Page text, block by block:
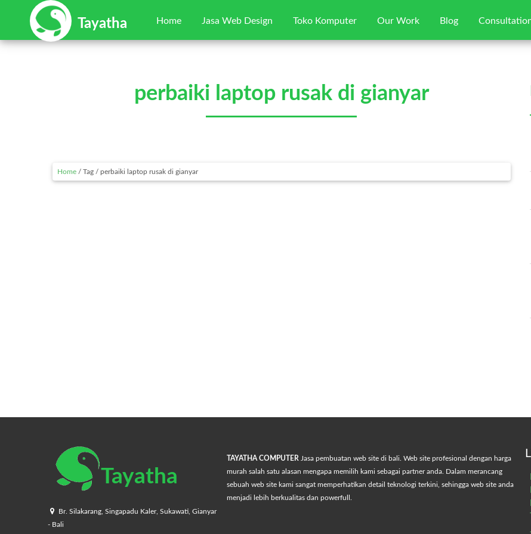
Jasa Web Desain
Tayatha Home Jasa Web Design Toko Komputer Our Work Blog
perbaiki laptop rusak di gianyar
Home / Tag / perbaiki laptop rusak di gianyar
Tayatha
Br. Silakarang, Singapadu Kaler, Sukawati, Gianyar
- Bali
TAYATHA COMPUTER Jasa pembuatan web site di bali. Web site profesional dengan harga
murah salah satu alasan mengapa memilih kami sebagai partner anda. Dalam merancang
sebuah web site kami sangat memperhatikan detail teknologi terkini, sehingga web site anda
menjadi lebih berkualitas dan powerfull.